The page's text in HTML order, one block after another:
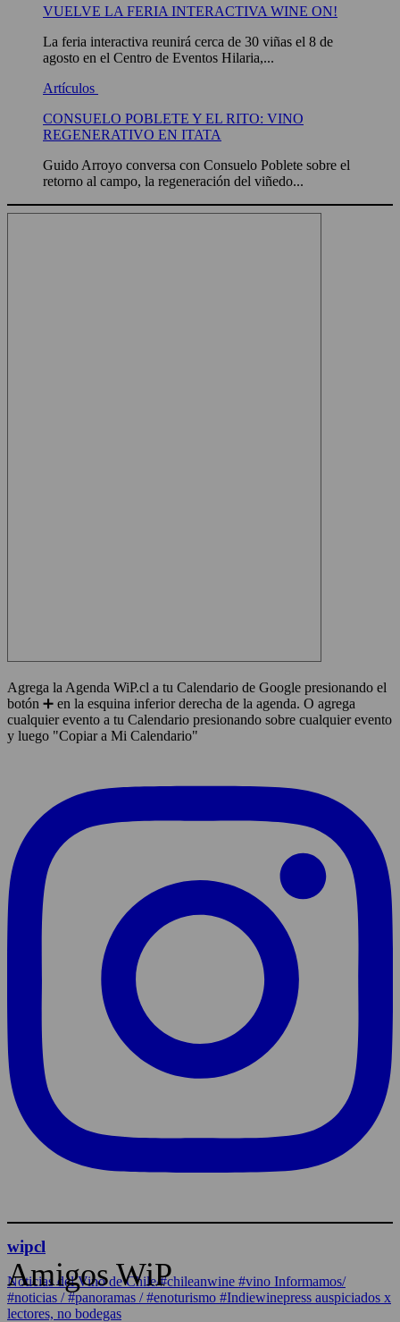
VUELVE LA FERIA INTERACTIVA WINE ON!
La feria interactiva reunirá cerca de 30 viñas el 8 de
agosto en el Centro de Eventos Hilaria,...
Artículos
CONSUELO POBLETE Y EL RITO: VINO
REGENERATIVO EN ITATA
Guido Arroyo conversa con Consuelo Poblete sobre el
retorno al campo, la regeneración del viñedo...
Agrega la Agenda WiP.cl a tu Calendario de Google presionando el
botón ➕ en la esquina inferior derecha de la agenda. O agrega
cualquier evento a tu Calendario presionando sobre cualquier evento
y luego "Copiar a Mi Calendario"
wipcl
Noticias del Vino de Chile/#chileanwine #vino Informamos/
#noticias / #panoramas / #enoturismo #Indiewinepress auspiciados x
lectores, no bodegas
Amigos WiP